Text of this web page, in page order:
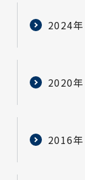
2024年
2020年
2016年